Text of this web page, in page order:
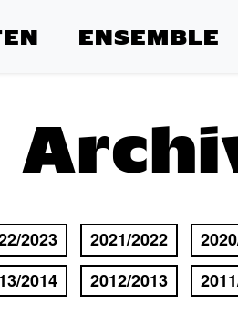
ENSEMBLE
2023 2021/2022
2014 2012/2013